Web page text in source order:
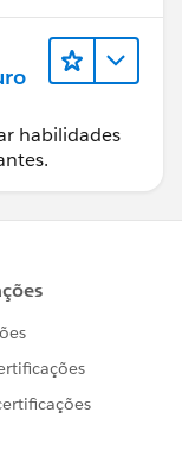
habilidades